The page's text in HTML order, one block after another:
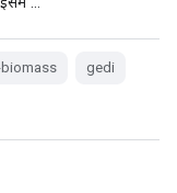
gedi